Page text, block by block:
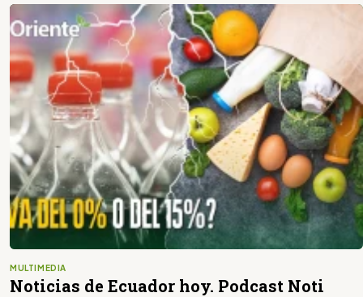
MULTIMEDIA
Noticias de Ecuador hoy. Podcast Noti